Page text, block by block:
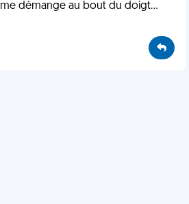
me démange au bout du doigt...